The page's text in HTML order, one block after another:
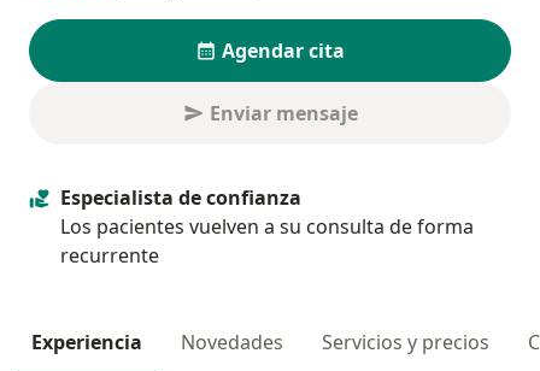
Agendar cita
Enviar mensaje
Especialista de confianza
Los pacientes vuelven a su consulta de forma
recurrente
Experiencia Novedades Servicios y precios